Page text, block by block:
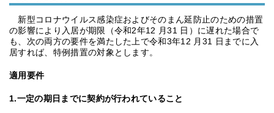
新型コロナウイルス感染症およびそのまん延防止のための措置
の影響により入居が期限（令和2年12 月31 日）に遅れた場合で
も、次の両方の要件を満たした上で令和3年12 月31 日までに入
居すれば、特例措置の対象とします。
適用要件
1.一定の期日までに契約が行われていること